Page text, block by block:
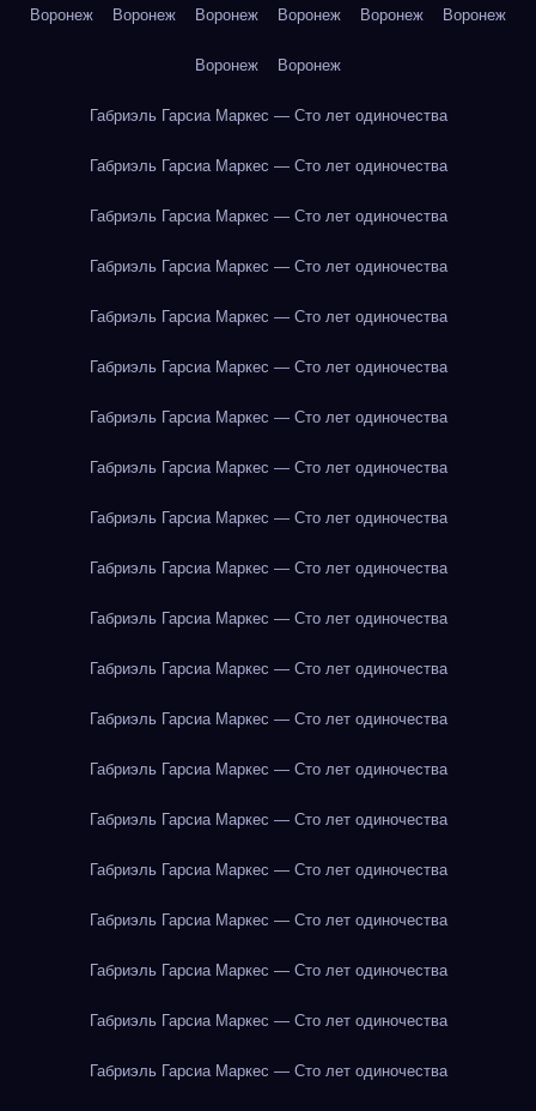
Воронеж Воронеж Воронеж Воронеж Воронеж Воронеж
Воронеж Воронеж
Габриэль Гарсиа Маркес — Сто лет одиночества
Габриэль Гарсиа Маркес — Сто лет одиночества
Габриэль Гарсиа Маркес — Сто лет одиночества
Габриэль Гарсиа Маркес — Сто лет одиночества
Габриэль Гарсиа Маркес — Сто лет одиночества
Габриэль Гарсиа Маркес — Сто лет одиночества
Габриэль Гарсиа Маркес — Сто лет одиночества
Габриэль Гарсиа Маркес — Сто лет одиночества
Габриэль Гарсиа Маркес — Сто лет одиночества
Габриэль Гарсиа Маркес — Сто лет одиночества
Габриэль Гарсиа Маркес — Сто лет одиночества
Габриэль Гарсиа Маркес — Сто лет одиночества
Габриэль Гарсиа Маркес — Сто лет одиночества
Габриэль Гарсиа Маркес — Сто лет одиночества
Габриэль Гарсиа Маркес — Сто лет одиночества
Габриэль Гарсиа Маркес — Сто лет одиночества
Габриэль Гарсиа Маркес — Сто лет одиночества
Габриэль Гарсиа Маркес — Сто лет одиночества
Габриэль Гарсиа Маркес — Сто лет одиночества
Габриэль Гарсиа Маркес — Сто лет одиночества